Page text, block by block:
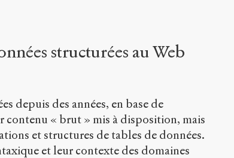
structurées au Web
depuis des années, en base de
contenu « brut » mis à disposition, mais
et structures de tables de données.
et leur contexte des domaines